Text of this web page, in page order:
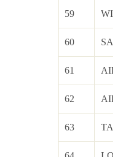
59
60
61
62
63